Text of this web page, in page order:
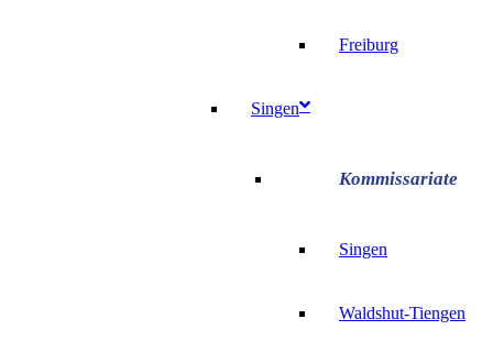
Freiburg
Singen
Singen
Waldshut-Tiengen